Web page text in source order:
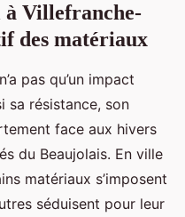
Villefranche-
des matériaux
pas qu’un impact
sa résistance, son
face aux hivers
du Beaujolais. En ville
matériaux s’imposent
séduisent pour leur